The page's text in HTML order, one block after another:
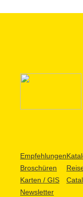
Empfehlungen
Broschüren
Karten / GIS
Newsletter